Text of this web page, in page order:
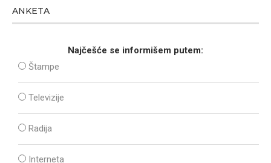
ANKETA
Najčešće se informišem putem:
Štampe
Televizije
Radija
Interneta